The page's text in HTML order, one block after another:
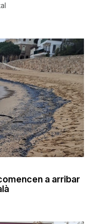
a arribar